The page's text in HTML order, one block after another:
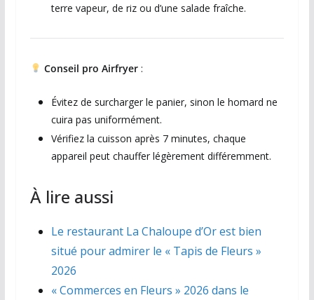
terre vapeur, de riz ou d’une salade fraîche.
Conseil pro Airfryer:
Évitez de surcharger le panier, sinon le homard ne
cuira pas uniformément.
Vérifiez la cuisson après 7 minutes, chaque
appareil peut chauffer légèrement différemment.
À lire aussi
Le restaurant La Chaloupe d’Or est bien
situé pour admirer le « Tapis de Fleurs »
2026
« Commerces en Fleurs » 2026 dans le